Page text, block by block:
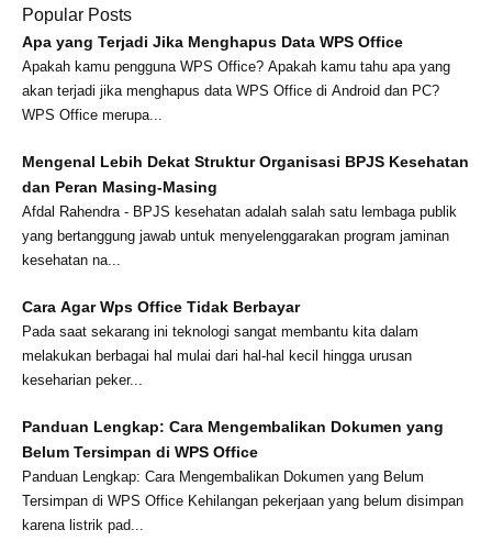
Popular Posts
Apa yang Terjadi Jika Menghapus Data WPS Office
Apakah kamu pengguna WPS Office? Apakah kamu tahu apa yang
akan terjadi jika menghapus data WPS Office di Android dan PC?
WPS Office merupa...
Mengenal Lebih Dekat Struktur Organisasi BPJS Kesehatan
dan Peran Masing-Masing
Afdal Rahendra - BPJS kesehatan adalah salah satu lembaga publik
yang bertanggung jawab untuk menyelenggarakan program jaminan
kesehatan na...
Cara Agar Wps Office Tidak Berbayar
Pada saat sekarang ini teknologi sangat membantu kita dalam
melakukan berbagai hal mulai dari hal-hal kecil hingga urusan
keseharian peker...
Panduan Lengkap: Cara Mengembalikan Dokumen yang
Belum Tersimpan di WPS Office
Panduan Lengkap: Cara Mengembalikan Dokumen yang Belum
Tersimpan di WPS Office Kehilangan pekerjaan yang belum disimpan
karena listrik pad...